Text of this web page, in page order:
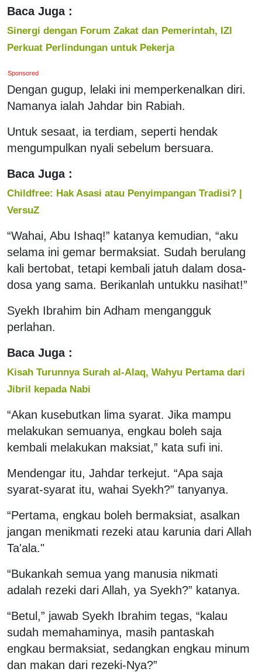
Baca Juga :
Sinergi dengan Forum Zakat dan Pemerintah, IZI
Perkuat Perlindungan untuk Pekerja
Sponsored
Dengan gugup, lelaki ini memperkenalkan diri.
Namanya ialah Jahdar bin Rabiah.
Untuk sesaat, ia terdiam, seperti hendak
mengumpulkan nyali sebelum bersuara.
Baca Juga :
Childfree: Hak Asasi atau Penyimpangan Tradisi? |
VersuZ
“Wahai, Abu Ishaq!” katanya kemudian, “aku
selama ini gemar bermaksiat. Sudah berulang
kali bertobat, tetapi kembali jatuh dalam dosa-
dosa yang sama. Berikanlah untukku nasihat!”
Syekh Ibrahim bin Adham mengangguk
perlahan.
Baca Juga :
Kisah Turunnya Surah al-Alaq, Wahyu Pertama dari
Jibril kepada Nabi
“Akan kusebutkan lima syarat. Jika mampu
melakukan semuanya, engkau boleh saja
kembali melakukan maksiat,” kata sufi ini.
Mendengar itu, Jahdar terkejut. “Apa saja
syarat-syarat itu, wahai Syekh?” tanyanya.
“Pertama, engkau boleh bermaksiat, asalkan
jangan menikmati rezeki atau karunia dari Allah
Ta'ala."
“Bukankah semua yang manusia nikmati
adalah rezeki dari Allah, ya Syekh?” katanya.
“Betul,” jawab Syekh Ibrahim tegas, “kalau
sudah memahaminya, masih pantaskah
engkau bermaksiat, sedangkan engkau minum
dan makan dari rezeki-Nya?”